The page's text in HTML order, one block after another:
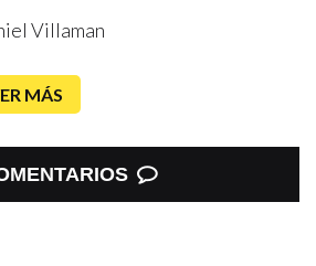
Villaman
MÁS